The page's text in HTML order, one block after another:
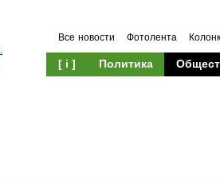
Все новости Фотолента
[ i ] Политика